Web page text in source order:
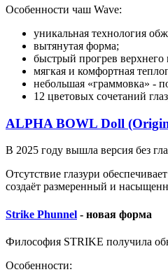
Особенности чаш Wave:
уникальная технология
вытянутая форма;
быстрый прогрев
мягкая и комфортная
небольшая «граммовка» -
12 цветовых сочетаний
ALPHA BOWL Doll
В 2025 году вышла версия без
Отсутствие глазури
создаёт размеренный и
Strike Phunnel - новая форма
Философия STRIKE получила
Особенности: